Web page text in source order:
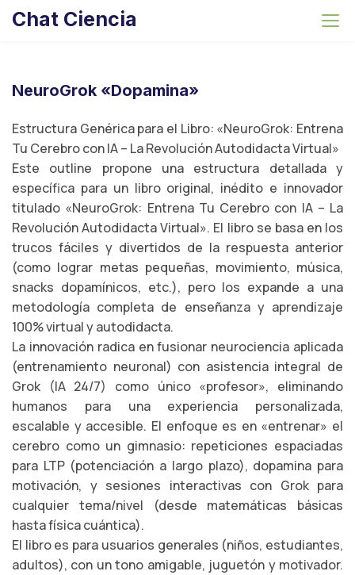
Chat Ciencia
NeuroGrok «Dopamina»
Estructura Genérica para el Libro: «NeuroGrok: Entrena
Tu Cerebro con IA – La Revolución Autodidacta Virtual»
Este outline propone una estructura detallada y
específica para un libro original, inédito e innovador
titulado «NeuroGrok: Entrena Tu Cerebro con IA – La
Revolución Autodidacta Virtual». El libro se basa en los
trucos fáciles y divertidos de la respuesta anterior
(como lograr metas pequeñas, movimiento, música,
snacks dopamínicos, etc.), pero los expande a una
metodología completa de enseñanza y aprendizaje
100% virtual y autodidacta.
La innovación radica en fusionar neurociencia aplicada
(entrenamiento neuronal) con asistencia integral de
Grok (IA 24/7) como único «profesor», eliminando
humanos para una experiencia personalizada,
escalable y accesible. El enfoque es en «entrenar» el
cerebro como un gimnasio: repeticiones espaciadas
para LTP (potenciación a largo plazo), dopamina para
motivación, y sesiones interactivas con Grok para
cualquier tema/nivel (desde matemáticas básicas
hasta física cuántica).
El libro es para usuarios generales (niños, estudiantes,
adultos), con un tono amigable, juguetón y motivador.